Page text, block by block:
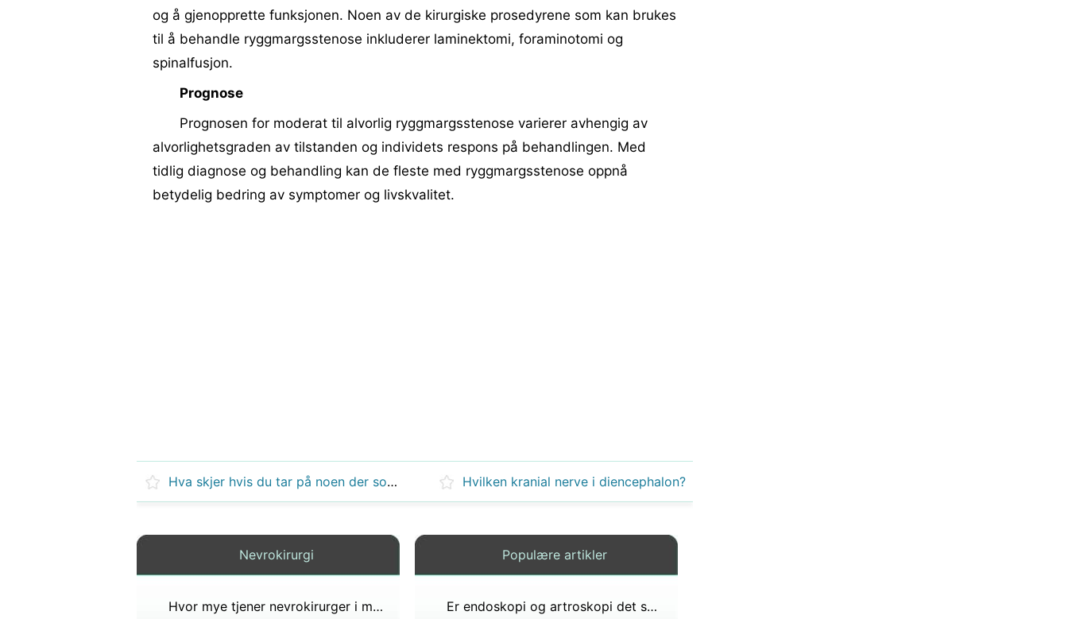
og å gjenopprette funksjonen. Noen av de kirurgiske prosedyrene som kan brukes
til å behandle ryggmargsstenose inkluderer laminektomi, foraminotomi og
spinalfusjon.
Prognose
Prognosen for moderat til alvorlig ryggmargsstenose varierer avhengig av
alvorlighetsgraden av tilstanden og individets respons på behandlingen. Med
tidlig diagnose og behandling kan de fleste med ryggmargsstenose oppnå
betydelig bedring av symptomer og livskvalitet.
Hva skjer hvis du tar på noen der som har et anfall? Hvilken kranial nerve i diencephalon?
Nevrokirurgi
Hvor mye tjener nevrokirurger i måneden?
Populære artikler
Er endoskopi og artroskopi det samme?